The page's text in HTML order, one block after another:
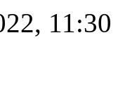
11:30